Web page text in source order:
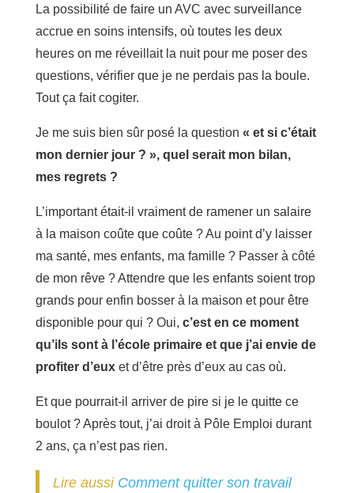
La possibilité de faire un AVC avec surveillance
accrue en soins intensifs, où toutes les deux
heures on me réveillait la nuit pour me poser des
questions, vérifier que je ne perdais pas la boule.
Tout ça fait cogiter.
Je me suis bien sûr posé la question « et si c’était
mon dernier jour ? », quel serait mon bilan,
mes regrets ?
L’important était-il vraiment de ramener un salaire
à la maison coûte que coûte ? Au point d’y laisser
ma santé, mes enfants, ma famille ? Passer à côté
de mon rêve ? Attendre que les enfants soient trop
grands pour enfin bosser à la maison et pour être
disponible pour qui ? Oui, c’est en ce moment
qu’ils sont à l’école primaire et que j’ai envie de
profiter d’euxet d’être près d’eux au cas où.
Et que pourrait-il arriver de pire si je le quitte ce
boulot ? Après tout, j’ai droit à Pôle Emploi durant
2 ans, ça n’est pas rien.
Lire aussi Comment quitter son travail